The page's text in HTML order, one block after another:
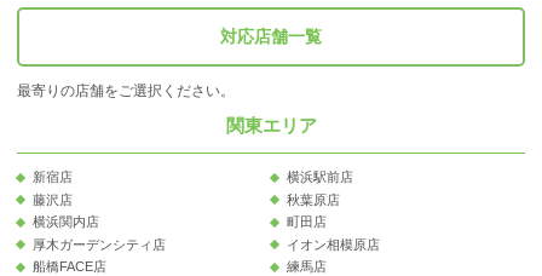
対応店舗一覧
最寄りの店舗をご選択ください。
関東エリア
新宿店
横浜駅前店
藤沢店
秋葉原店
横浜関内店
町田店
厚木ガーデンシティ店
イオン相模原店
船橋FACE店
練馬店